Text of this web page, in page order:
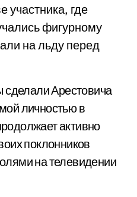
участника, где
фигурному
на льду перед
сделали Арестовича
личностью в
активно
поклонников
на телевидении